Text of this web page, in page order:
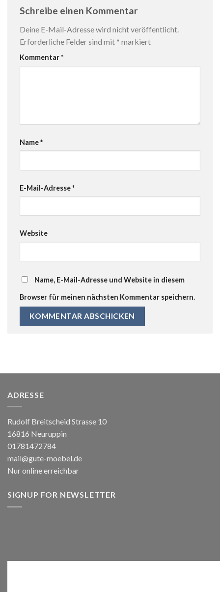
Schreibe einen Kommentar
Deine E-Mail-Adresse wird nicht veröffentlicht.
Erforderliche Felder sind mit * markiert
Kommentar*
Name*
E-Mail-Adresse*
Website
Name, E-Mail-Adresse und Website in diesem
Browser für meinen nächsten Kommentar speichern.
ADRESSE
Rudolf Breitscheid Strasse 10
16816 Neuruppin
01781472784
mail@gute-moebel.de
Nur online erreichbar
SIGNUP FOR NEWSLETTER